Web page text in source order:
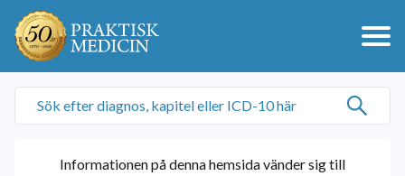
Informationen på denna hemsida vänder sig till